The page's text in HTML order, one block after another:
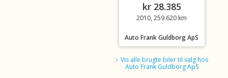
kr 28.385
2010, 259.620 km
Auto Frank Guldborg ApS
Vis alle brugte biler til salg hos
Auto Frank Guldborg ApS